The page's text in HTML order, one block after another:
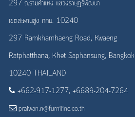
297 ถ.รามคำแหง แขวงราษฎร์พัฒนา
เขตสะพานสูง กทม. 10240
297 Ramkhamhaeng Road, Kwaeng
Ratphatthana, Khet Saphansung, Bangkok
10240 THAILAND
+662-917-1277, +6689-204-7264
praiwan.n@furniline.co.th